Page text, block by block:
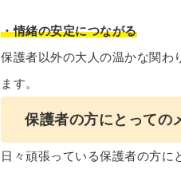
・情緒の安定につながる
保護者以外の大人の温かな関わ
ます。
保護者の方にとっての
日々頑張っている保護者の方に